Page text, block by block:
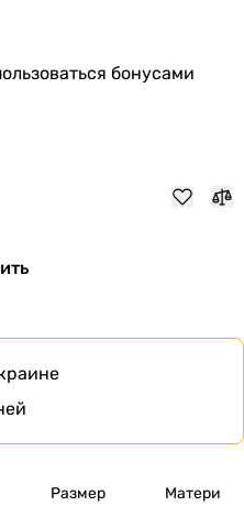
бонусами
Размер
Матери